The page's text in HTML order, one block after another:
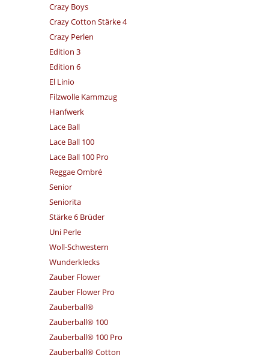
Crazy Boys
Crazy Cotton Stärke 4
Crazy Perlen
Edition 3
Edition 6
El Linio
Filzwolle Kammzug
Hanfwerk
Lace Ball
Lace Ball 100
Lace Ball 100 Pro
Reggae Ombré
Senior
Seniorita
Stärke 6 Brüder
Uni Perle
Woll-Schwestern
Wunderklecks
Zauber Flower
Zauber Flower Pro
Zauberball®
Zauberball® 100
Zauberball® 100 Pro
Zauberball® Cotton